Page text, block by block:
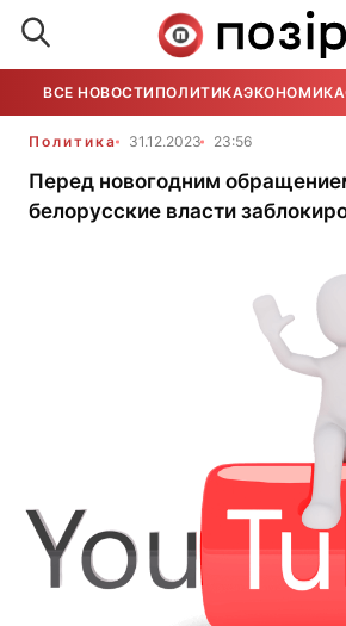
ВСЕ НОВОСТИ ПОЛИТИКАЭКОНОМИКА
Политика 31.12.2023 23:56
Перед новогодним
белорусские власти